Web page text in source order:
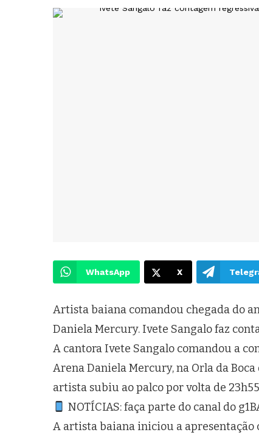
WhatsApp X
Artista baiana comandou chegada do
Daniela Mercury. Ivete Sangalo faz
A cantora Ivete Sangalo comandou a
Arena Daniela Mercury, na Orla da
artista subiu ao palco por volta de
NOTÍCIAS: faça parte do canal do
A artista baiana iniciou a apresentação